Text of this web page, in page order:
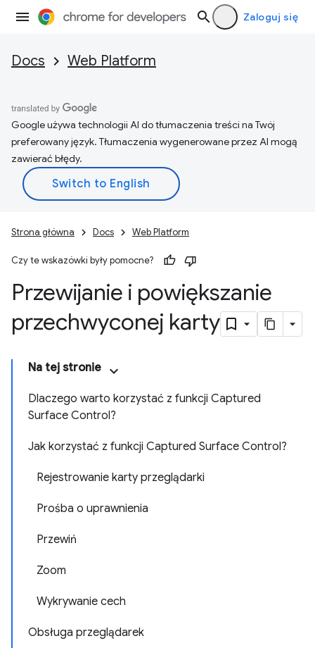
Zaloguj się
Docs Web Platform
Google używa technologii AI do tłumaczenia treści na Twój
preferowany język. Tłumaczenia wygenerowane przez AI mogą
zawierać błędy.
Strona główna Docs Web Platform
Czy te wskazówki były pomocne?
Przewijanie i powiększanie
przechwyconej karty
Na tej stronie
Dlaczego warto korzystać z funkcji Captured
Surface Control?
Jak korzystać z funkcji Captured Surface Control?
Rejestrowanie karty przeglądarki
Prośba o uprawnienia
Przewiń
Zoom
Wykrywanie cech
Obsługa przeglądarek